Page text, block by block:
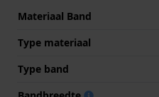
Materiaal Band
Type materiaal
Type band